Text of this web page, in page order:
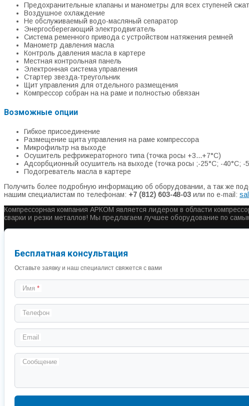
Предохранительные клапаны и манометры для всех ступеней
Воздушное охлаждение
Не обслуживаемый водо-масляный сепаратор
Энергосберегающий электродвигатель
Система ременного привода с устройством натяжения ремней
Манометр давления масла
Контроль давления масла в картере
Местная контрольная панель
Электронная система управления
Стартер звезда-треугольник
Щит управления для отдельного размещения
Компрессор собран на на раме и полностью обвязан
Возможные опции
Гибкое присоединение
Размещение щита управления на раме компрессора
Микрофильтр на выходе
Осушитель рефрижераторного типа (точка росы +3...+7°С)
Адсорбционный осушитель на выходе (точка росы ;-25°С; -40°С; -
Подогреватель масла в картере
Получить более подробную информацию об оборудовании, а так же
нашим специалистам по телефонам: +7 (812) 603-48-03 или по e-mail:
Компрессорная компания АРКОМ является лидером в области
сварки и резки металлов! Мы предлагаем лучшее оборудование по
Бесплатная консультация
Оставьте заявку и наш специалист свяжется с вами
Имя
Телефон
Email
Сообщение